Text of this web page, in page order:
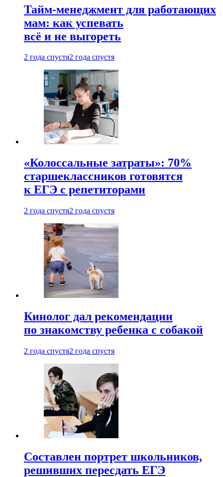
Тайм-менеджмент для работающих
мам: как успевать
всё и не выгореть
2 года спустя2 года спустя
«Колоссальные затраты»: 70%
старшеклассников готовятся
к ЕГЭ с репетиторами
2 года спустя2 года спустя
Кинолог дал рекомендации
по знакомству ребенка с собакой
2 года спустя2 года спустя
Составлен портрет школьников,
решивших пересдать ЕГЭ